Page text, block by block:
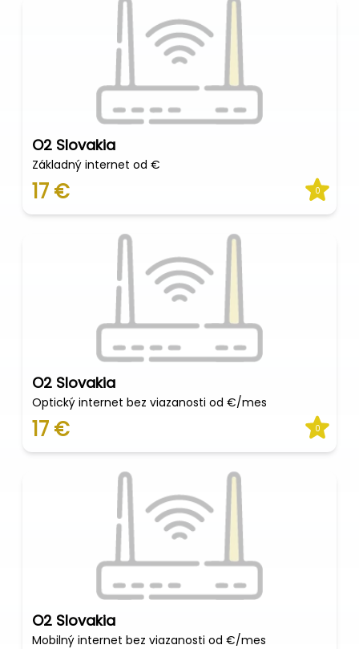
O2 Slovakia
Základný internet od €
17 € 0
O2 Slovakia
Optický internet bez viazanosti od €/mes
17 € 0
O2 Slovakia
Mobilný internet bez viazanosti od €/mes